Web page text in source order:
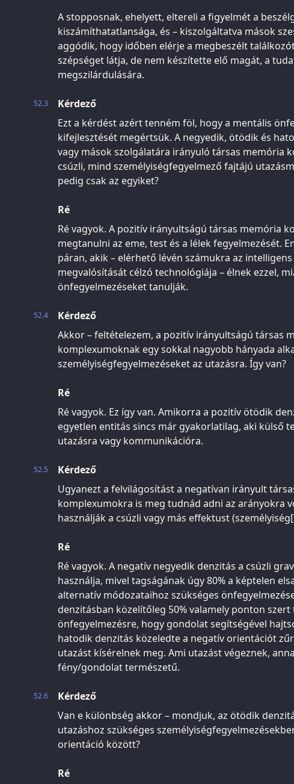
A stopposnak, ehelyett, eltereli a figyelmét a
kiszámíthatatlansága, és – kiszolgáltatva mások
aggódik, hogy időben elérje a megbeszélt
szépséget látja, de nem készítette elő magát, a
megszilárdulására.
52.3
Kérdező
Ezt a kérdést azért tenném föl, hogy a mentális
kifejlesztését megértsük. A negyedik, ötödik és
vagy mások szolgálatára irányuló társas memória
csúzli, mind személyiségfegyelmező fajtájú
pedig csak az egyiket?
Ré
Ré vagyok. A pozitív irányultságú társas memória
megtanulni az eme, test és a lélek fegyelmezését.
páran, akik – elérhető lévén számukra az
megvalósítását célzó technológiája – élnek ezzel,
önfegyelmezéseket tanulják.
52.4
Kérdező
Akkor – feltételezem, a pozitív irányultságú társas
komplexumoknak egy sokkal nagyobb hányada
személyiségfegyelmezéseket az utazásra. Így van?
Ré
Ré vagyok. Ez így van. Amikorra a pozitív ötödik
egyetlen entitás sincs már gyakorlatilag, aki külső
utazásra vagy kommunikációra.
52.5
Kérdező
Ugyanezt a felvilágosítást a negatívan irányult
komplexumokra is meg tudnád adni az arányokra
használják a csúzli vagy más effektust
Ré
Ré vagyok. A negatív negyedik denzitás a csúzli
használja, mivel tagságának úgy 80% a képtelen
alternatív módozataihoz szükséges
denzitásban közelítőleg 50% valamely ponton szert
önfegyelmezésre, hogy gondolat segítségével
hatodik denzitás közeledte a negatív orientációt
utazást kísérelnek meg. Ami utazást végeznek,
fény/gondolat természetű.
52.6
Kérdező
Van e különbség akkor – mondjuk, az ötödik
utazáshoz szükséges
orientáció között?
Ré